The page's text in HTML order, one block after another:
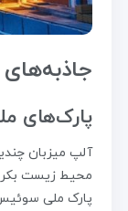
پارک‌های
آلپ میزبان
محیط زیست بکر
پارک ملی